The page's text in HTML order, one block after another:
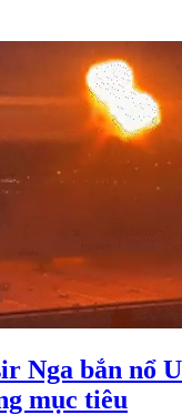
Nga bắn nổ
mục tiêu